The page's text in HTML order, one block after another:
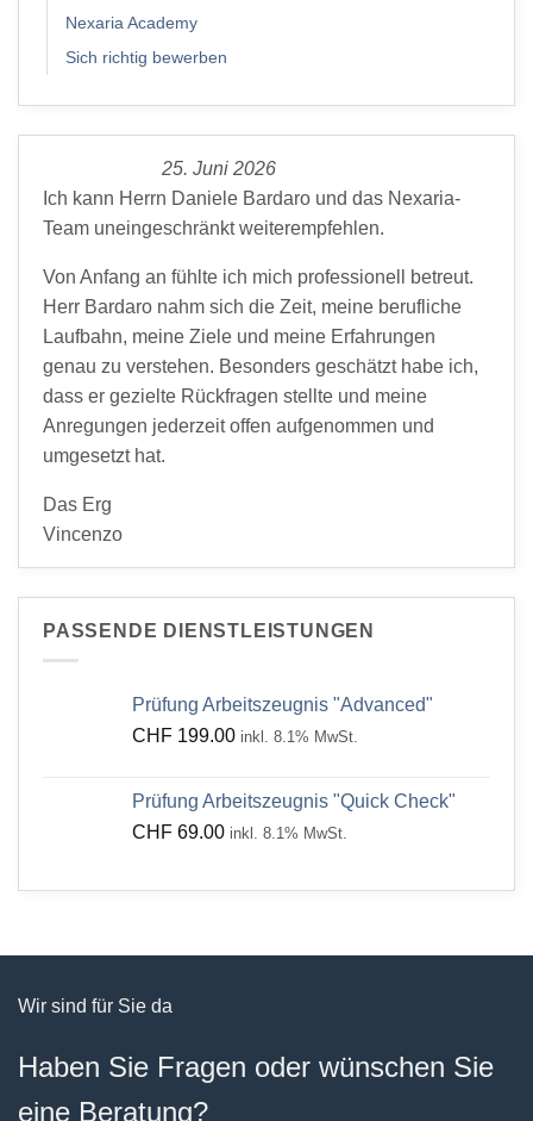
Nexaria Academy
Sich richtig bewerben
25. Juni 2026
Ich kann Herrn Daniele Bardaro und das Nexaria-
Team uneingeschränkt weiterempfehlen.
Von Anfang an fühlte ich mich professionell betreut.
Herr Bardaro nahm sich die Zeit, meine berufliche
Laufbahn, meine Ziele und meine Erfahrungen
genau zu verstehen. Besonders geschätzt habe ich,
dass er gezielte Rückfragen stellte und meine
Anregungen jederzeit offen aufgenommen und
umgesetzt hat.
Das Erg
Vincenzo
PASSENDE DIENSTLEISTUNGEN
Prüfung Arbeitszeugnis "Advanced"
CHF 199.00 inkl. 8.1% MwSt.
Prüfung Arbeitszeugnis "Quick Check"
CHF 69.00 inkl. 8.1% MwSt.
Wir sind für Sie da
Haben Sie Fragen oder wünschen Sie
eine Beratung?